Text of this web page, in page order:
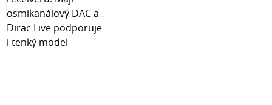
Právní specifikace
Nařízení o ekodesignu: